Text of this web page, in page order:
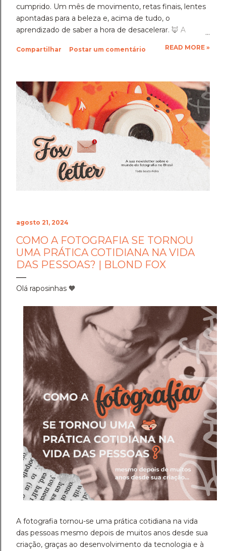
cumprido. Um mês de movimento, retas finais, lentes
apontadas para a beleza e, acima de tudo, o
aprendizado de saber a hora de desacelerar. ​🦊 A
mês em que a disciplina atingiu o seu ponto mais alto.
importante foi um exercício de resiliência e entrega.
Aprendi que quando a gente se compromete de
verdade com um objetivo, a nossa mente descobre
uma capacidade de sustentação que a gente nem
sabia que tinha. Foi exaustivo, mas foi a prova concreta
da minha própria força. 🦊 A Viagem para Holambra: O
Cenário do Desafio ​Trocar de ar e ir fazer a prova em
Holambra transformou o peso do compromisso em
uma experiência memorável. A cidade das flores, com
sua arquitetura, suas estufas e suas estra...
Compartilhar Postar um comentário READ MORE »
agosto 21, 2024
COMO A FOTOGRAFIA SE TORNOU
UMA PRÁTICA COTIDIANA NA VIDA
DAS PESSOAS? | BLOND FOX
Olá raposinhas 🧡
A fotografia tornou-se uma prática cotidiana na vida
das pessoas mesmo depois de muitos anos desde sua
criação, graças ao desenvolvimento da tecnologia e à